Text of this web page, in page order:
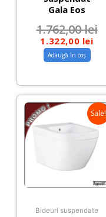
Gala Eos
1.762,00lei
1.322,00 lei
Adaugă în coș
Sale!
Bideuri suspendate